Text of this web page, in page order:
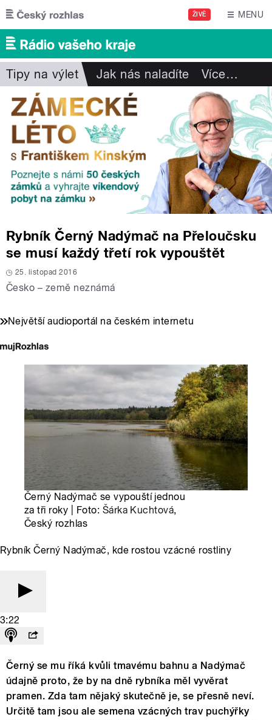
Přejít k hlavnímu obsahu
ŽIVĚ MENU
Tipy na výlet Jak nás naladíte Více…
Rybník Černý Nadýmač na Přeloučsku
se musí každý třetí rok vypouštět
25. listopad 2016
Česko – země neznámá
Největší audioportál na českém internetu
Černý Nadýmač se vypouští jednou
za tři roky | Foto: Šárka Kuchtová,
Český rozhlas
Rybník Černý Nadýmač, kde rostou vzácné rostliny
3:22
Černý se mu říká kvůli tmavému bahnu a Nadýmač
údajně proto, že by na dně rybníka měl vyvěrat
pramen. Zda tam nějaký skutečně je, se přesně neví.
Určitě tam jsou ale semena vzácných trav puchýřky